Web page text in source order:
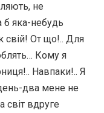
не
б яка-небудь
свій! От що!.. Для
Кому я
Навпаки!.. Я
два мене не
світ вдруге